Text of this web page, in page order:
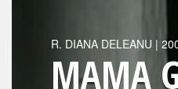
R. DIANA DELEANU |
MAMA